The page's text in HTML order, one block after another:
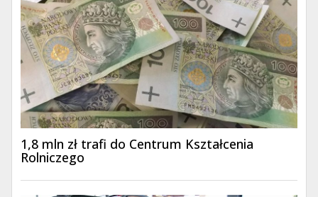
1,8 mln zł trafi do Centrum Kształcenia
Rolniczego